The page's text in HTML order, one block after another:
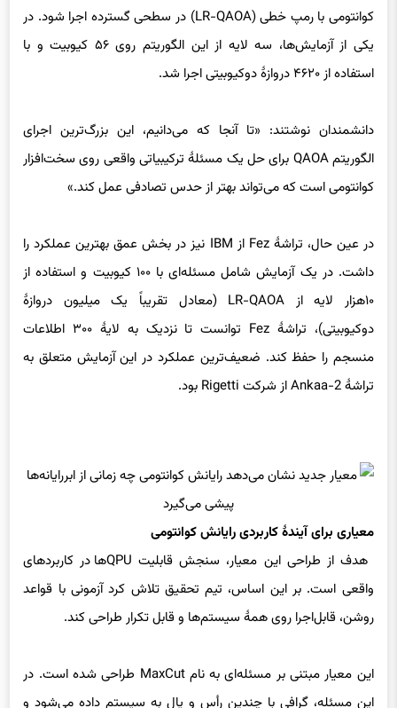
کوانتومی با رمپ خطی (LR-QAOA) در سطحی گسترده اجرا شود. در
یکی از آزمایش‌ها، سه لایه از این الگوریتم روی ۵۶ کیوبیت و با
استفاده از ۴۶۲۰ دروازهٔ دوکیوبیتی اجرا شد.
دانشمندان نوشتند: «تا آنجا که می‌دانیم، این بزرگ‌ترین اجرای
الگوریتم QAOA برای حل یک مسئلهٔ ترکیبیاتی واقعی روی سخت‌افزار
کوانتومی است که می‌تواند بهتر از حدس تصادفی عمل کند.»
در عین حال، تراشهٔ Fez از IBM نیز در بخش عمق بهترین عملکرد را
داشت. در یک آزمایش شامل مسئله‌ای با ۱۰۰ کیوبیت و استفاده از
۱۰هزار لایه از LR-QAOA (معادل تقریباً یک میلیون دروازهٔ
دوکیوبیتی)، تراشهٔ Fez توانست تا نزدیک به لایهٔ ۳۰۰ اطلاعات
منسجم را حفظ کند. ضعیف‌ترین عملکرد در این آزمایش متعلق به
تراشهٔ Ankaa-2 از شرکت Rigetti بود.
معیاری برای آیندهٔ کاربردی رایانش کوانتومی
هدف از طراحی این معیار، سنجش قابلیت QPUها در کاربردهای
واقعی است. بر این اساس، تیم تحقیق تلاش کرد آزمونی با قواعد
روشن، قابل‌اجرا روی همهٔ سیستم‌ها و قابل تکرار طراحی کند.
این معیار مبتنی بر مسئله‌ای به نام MaxCut طراحی شده است. در
این مسئله، گرافی با چندین رأس و یال به سیستم داده می‌شود و